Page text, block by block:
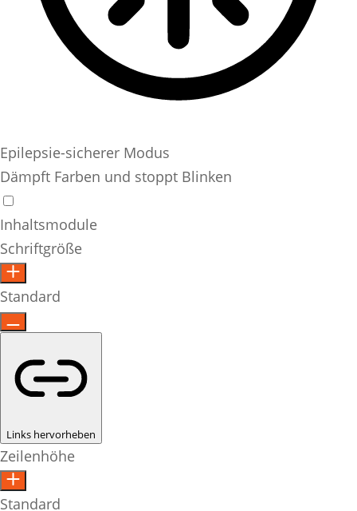
Epilepsie-sicherer Modus
Dämpft Farben und stoppt Blinken
Inhaltsmodule
Schriftgröße
Standard
Links hervorheben
Zeilenhöhe
Standard